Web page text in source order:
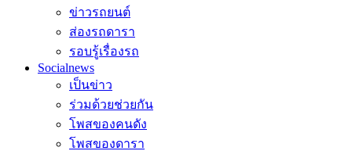
ข่าวรถยนต์
ส่องรถดารา
รอบรู้เรื่องรถ
Socialnews
เป็นข่าว
ร่วมด้วยช่วยกัน
โพสของคนดัง
โพสของดารา